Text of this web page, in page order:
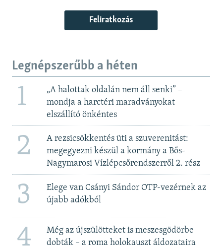
Feliratkozás
Legnépszerűbb a héten
1
„A halottak oldalán nem áll senki” –
mondja a harctéri maradványokat
elszállító önkéntes
2
A rezsicsökkentés üti a szuverenitást:
megegyezni készül a kormány a Bős-
Nagymarosi Vízlépcsőrendszerről 2. rész
3
Elege van Csányi Sándor OTP-vezérnek az
újabb adókból
4
Még az újszülötteket is meszesgödörbe
dobták – a roma holokauszt áldozataira